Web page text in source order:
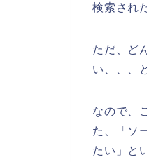
検索され
ただ、ど
い、、、
なので、
た、「ソ
たい」と